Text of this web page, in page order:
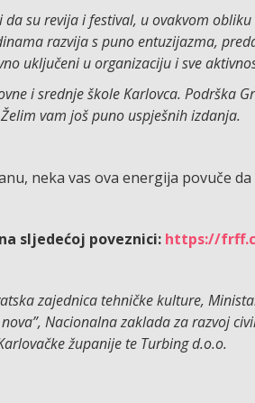
su revija i festival, u ovakvom
razvija s puno entuzijazma,
uključeni u organizaciju i sve
i srednje škole Karlovca. Podrška
vam još puno uspješnih izdanja.
neka vas ova energija povuče da
sljedećoj poveznici: https://
zajednica tehničke kulture,
Nacionalna zaklada za razvoj
županije te Turbing d.o.o.